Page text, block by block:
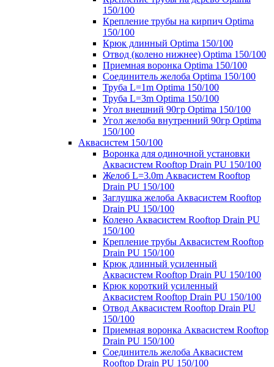
150/100
Крепление трубы на кирпич Optima
150/100
Крюк длинный Optima 150/100
Отвод (колено нижнее) Optima 150/100
Приемная воронка Optima 150/100
Соединитель желоба Optima 150/100
Труба L=1m Optima 150/100
Труба L=3m Optima 150/100
Угол внешний 90гр Optima 150/100
Угол желоба внутренний 90гр Optima
150/100
Аквасистем 150/100
Воронка для одиночной установки
Аквасистем Rooftop Drain PU 150/100
Желоб L=3.0m Аквасистем Rooftop
Drain PU 150/100
Заглушка желоба Аквасистем Rooftop
Drain PU 150/100
Колено Аквасистем Rooftop Drain PU
150/100
Крепление трубы Аквасистем Rooftop
Drain PU 150/100
Крюк длинный усиленный
Аквасистем Rooftop Drain PU 150/100
Крюк короткий усиленный
Аквасистем Rooftop Drain PU 150/100
Отвод Аквасистем Rooftop Drain PU
150/100
Приемная воронка Аквасистем Rooftop
Drain PU 150/100
Соединитель желоба Аквасистем
Rooftop Drain PU 150/100